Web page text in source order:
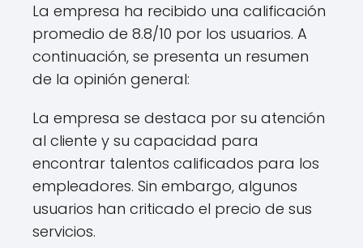
La empresa ha recibido una calificación
promedio de 8.8/10 por los usuarios. A
continuación, se presenta un resumen
de la opinión general:
La empresa se destaca por su atención
al cliente y su capacidad para
encontrar talentos calificados para los
empleadores. Sin embargo, algunos
usuarios han criticado el precio de sus
servicios.